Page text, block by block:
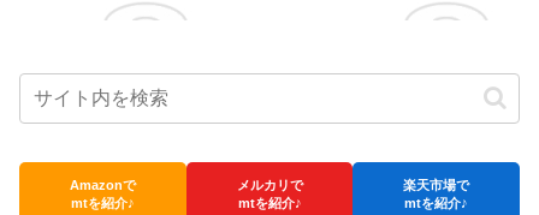
Amazonで
mtを紹介♪
メルカリで
mtを紹介♪
楽天市場で
mtを紹介♪